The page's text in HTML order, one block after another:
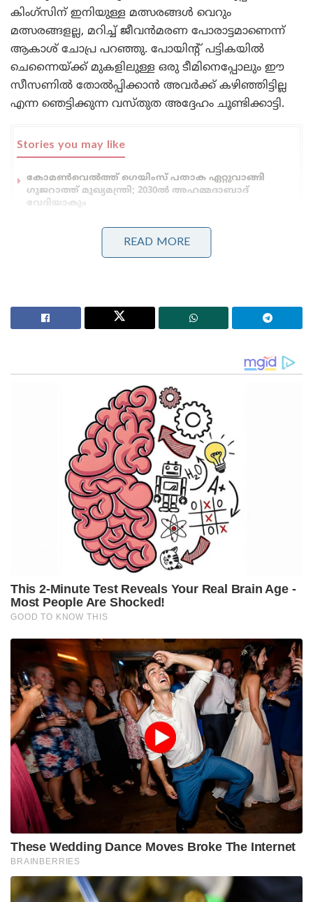
കിംഗ്‌സിന് ഇനിയുള്ള മത്സരങ്ങൾ വെറും
മത്സരങ്ങളല്ല, മറിച്ച് ജീവൻമരണ പോരാട്ടമാണെന്ന്
ആകാശ് ചോപ്ര പറഞ്ഞു. പോയിന്റ് പട്ടികയിൽ
ചെന്നൈയ്ക്ക് മുകളിലുള്ള ഒരു ടീമിനെപ്പോലും ഈ
സീസണിൽ തോൽപ്പിക്കാൻ അവർക്ക് കഴിഞ്ഞിട്ടില്ല
എന്ന ഞെട്ടിക്കുന്ന വസ്തുത അദ്ദേഹം ചൂണ്ടിക്കാട്ടി.
Stories you may like
കോമൺവെൽത്ത് ഗെയിംസ് പതാക ഏറ്റുവാങ്ങി
ഗുജറാത്ത് മുഖ്യമന്ത്രി; 2030ൽ അഹമ്മദാബാദ്
വേദിയാകും
പ്രിയക്കും സാക്ഷിക്കും അരുന്ധതിക്കും സ്വർണം;
ലവ്‌ലിനയ്ക്ക് വെള്ളി
പോയിന്റ് പട്ടികയിൽ തങ്ങൾക്ക് താഴെയുള്ള
മുംബൈ, ഡൽഹി, കൊൽക്കത്ത, ലക്നൗ എന്നീ
മുന്നിലുള്ള ഗുജറാത്ത് ടൈറ്റൻസ്, സൺറൈസേഴ്സ്
ഹൈദരാബാദ്, ആർസിബി എന്നിവർക്കെതിരെ
ചെന്നൈയ്ക്ക് വിജയിക്കാൻ കഴിഞ്ഞിട്ടില്ല. ഇനിയുള്ള
രണ്ട് മത്സരങ്ങൾ തങ്ങൾക്ക് മുകളിലുള്ള
ഹൈദരാബാദിനോടും ഗുജറാത്തിനോടുമാണ് എന്നത്
ചെന്നൈയുടെ ആശങ്ക വർദ്ധിപ്പിക്കുന്നു.
മെയ് 18-ന് ചെന്നൈയിൽ നടക്കുന്ന
ഹൈദരാബാദിനെതിരായ മത്സരം ഒരു വെർച്വൽ
‘നോക്കൗട്ട്’ ആണെന്ന് ചോപ്ര വിശേഷിപ്പിച്ചു. ഇതിൽ
പരാജയപ്പെട്ടാൽ ചെന്നൈയ്ക്ക് പരമാവധി 14
പോയിന്റ് മാത്രമേ നേടാനാകൂ. പ്ലേ ഓഫിൽ കടക്കാൻ
അത് മതിയാകില്ല. ഹൈദരാബാദ് ജയിച്ചാൽ അവർ
16 പോയിന്റോടെ പ്ലേ ഓഫിന് തൊട്ടരികിലെത്തും.
എത്തിയാൽ പോലും പ്ലേ ഓഫ് ഉറപ്പില്ല. രാജസ്ഥാൻ
റോയൽസ്, പഞ്ചാബ് കിംഗ്‌സ് എന്നീ ടീമുകളുടെ
പ്രകടനവും നെറ്റ് റൺറേറ്റും ചെന്നൈയ്ക്ക്
ഭീഷണിയായേക്കാം. ജാമി ഓവർട്ടന്റെ പരിക്കും മറ്റ്
പ്രധാന താരങ്ങളുടെ അസാന്നിധ്യവും ചെന്നൈയെ
കൂടുതൽ തളർത്തുന്നുണ്ടെന്നും ചോപ്ര കൂട്ടിചേർത്തു.
Tags: CSK ipl 2026
READ MORE